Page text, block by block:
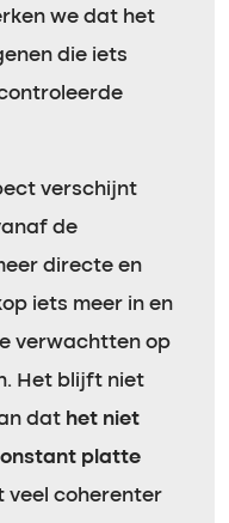
we dat het
die iets
verschijnt
de
directe en
iets meer in en
verwachtten op
Het blijft niet
dat het niet
platte
veel coherenter